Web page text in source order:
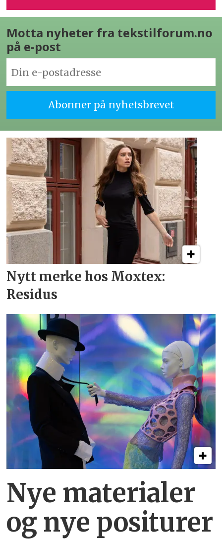
Motta nyheter fra tekstilforum.no
på e-post
Nytt merke hos Moxtex:
Residus
Nye materialer
og nye positurer